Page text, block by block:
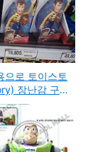
으로 토이스토
장난감 구